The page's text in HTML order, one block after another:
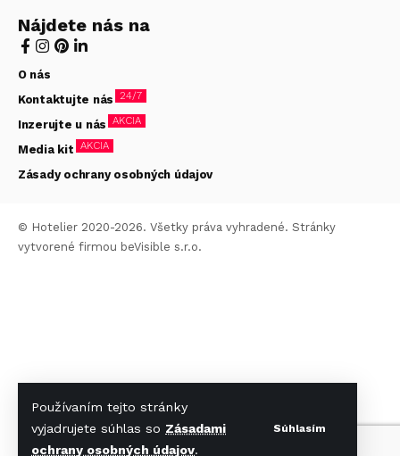
Používaním tejto stránky
vyjadrujete súhlas so Zásadami
ochrany osobných údajov.
Súhlasím
Nájdete nás na
O nás
Kontaktujte nás 24/7
Inzerujte u nás AKCIA
Media kit AKCIA
Zásady ochrany osobných údajov
© Hotelier 2020-2026. Všetky práva vyhradené. Stránky
vytvorené firmou beVisible s.r.o.